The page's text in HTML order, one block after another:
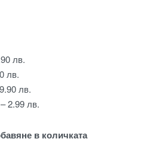
лв.
лв.
лв.
2.99 лв.
в количката